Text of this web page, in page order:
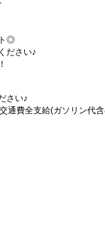
ト◎
ださい♪
さい♪
費全支給(ガソリン代含